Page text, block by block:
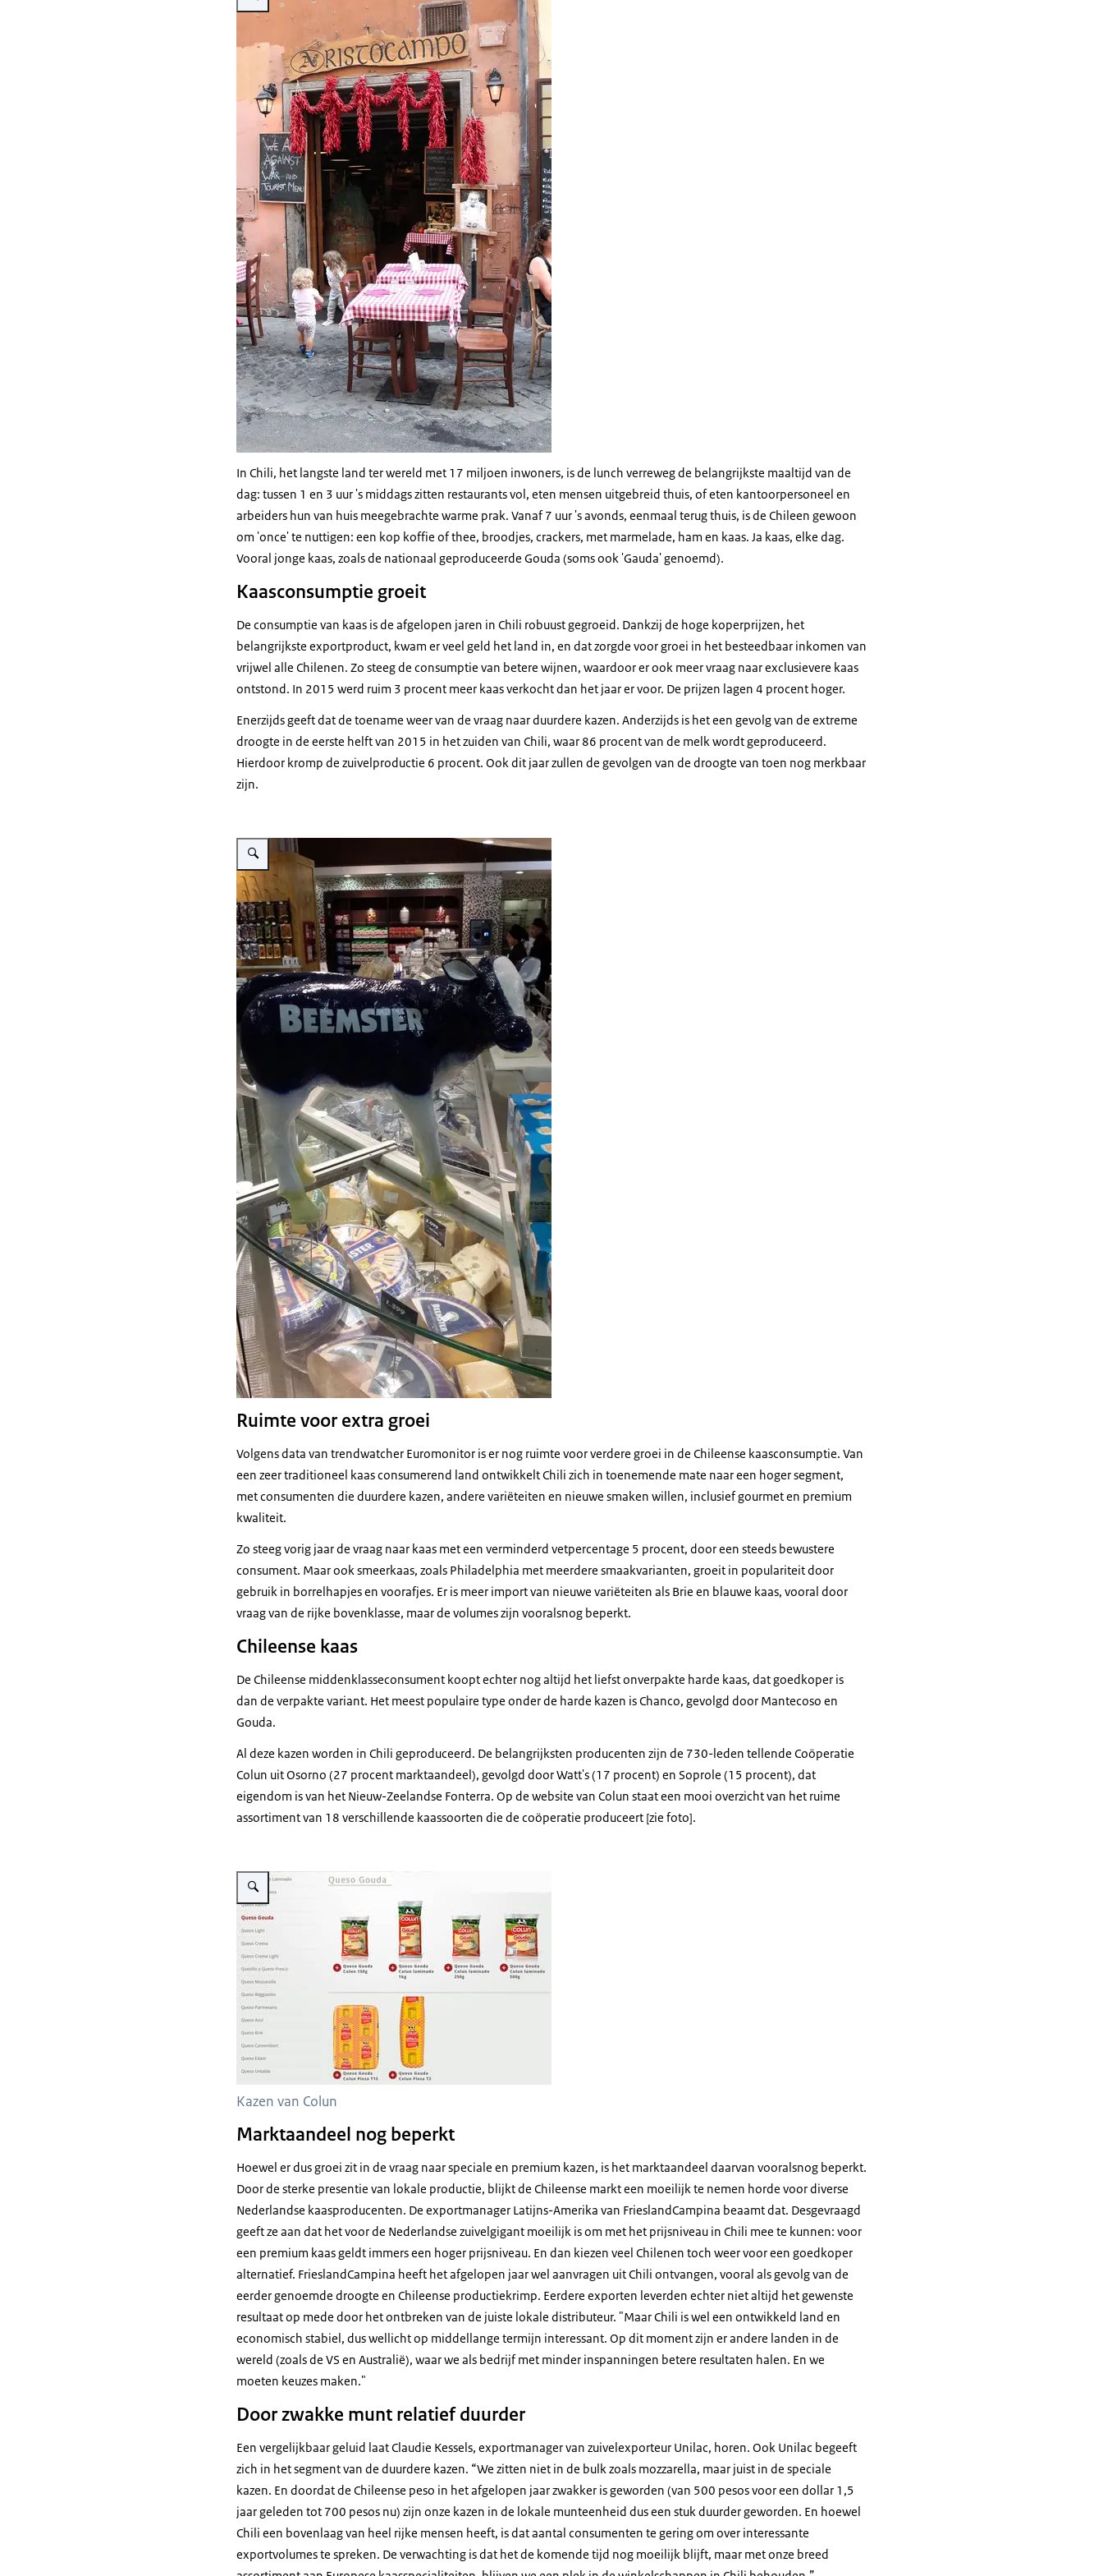
In Chili, het langste land ter wereld met 17 miljoen inwoners, is de lunch verreweg de belangrijkste maaltijd van de
dag: tussen 1 en 3 uur 's middags zitten restaurants vol, eten mensen uitgebreid thuis, of eten kantoorpersoneel en
arbeiders hun van huis meegebrachte warme prak. Vanaf 7 uur 's avonds, eenmaal terug thuis, is de Chileen gewoon
om 'once' te nuttigen: een kop koffie of thee, broodjes, crackers, met marmelade, ham en kaas. Ja kaas, elke dag.
Vooral jonge kaas, zoals de nationaal geproduceerde Gouda (soms ook 'Gauda' genoemd).
Kaasconsumptie groeit
De consumptie van kaas is de afgelopen jaren in Chili robuust gegroeid. Dankzij de hoge koperprijzen, het
belangrijkste exportproduct, kwam er veel geld het land in, en dat zorgde voor groei in het besteedbaar inkomen van
vrijwel alle Chilenen. Zo steeg de consumptie van betere wijnen, waardoor er ook meer vraag naar exclusievere kaas
ontstond. In 2015 werd ruim 3 procent meer kaas verkocht dan het jaar er voor. De prijzen lagen 4 procent hoger.
Enerzijds geeft dat de toename weer van de vraag naar duurdere kazen. Anderzijds is het een gevolg van de extreme
droogte in de eerste helft van 2015 in het zuiden van Chili, waar 86 procent van de melk wordt geproduceerd.
Hierdoor kromp de zuivelproductie 6 procent. Ook dit jaar zullen de gevolgen van de droogte van toen nog merkbaar
zijn.
Vergroot afbeelding Kaasexport
Ruimte voor extra groei
Volgens data van trendwatcher Euromonitor is er nog ruimte voor verdere groei in de Chileense kaasconsumptie. Van
een zeer traditioneel kaas consumerend land ontwikkelt Chili zich in toenemende mate naar een hoger segment,
met consumenten die duurdere kazen, andere variëteiten en nieuwe smaken willen, inclusief gourmet en premium
kwaliteit.
Zo steeg vorig jaar de vraag naar kaas met een verminderd vetpercentage 5 procent, door een steeds bewustere
consument. Maar ook smeerkaas, zoals Philadelphia met meerdere smaakvarianten, groeit in populariteit door
gebruik in borrelhapjes en voorafjes. Er is meer import van nieuwe variëteiten als Brie en blauwe kaas, vooral door
vraag van de rijke bovenklasse, maar de volumes zijn vooralsnog beperkt.
Chileense kaas
De Chileense middenklasseconsument koopt echter nog altijd het liefst onverpakte harde kaas, dat goedkoper is
dan de verpakte variant. Het meest populaire type onder de harde kazen is Chanco, gevolgd door Mantecoso en
Gouda.
Al deze kazen worden in Chili geproduceerd. De belangrijksten producenten zijn de 730-leden tellende Coöperatie
Colun uit Osorno (27 procent marktaandeel), gevolgd door Watt's (17 procent) en Soprole (15 procent), dat
eigendom is van het Nieuw-Zeelandse Fonterra. Op de website van Colun staat een mooi overzicht van het ruime
assortiment van 18 verschillende kaassoorten die de coöperatie produceert [zie foto].
Vergroot afbeelding Kaasexport
Kazen van Colun
Marktaandeel nog beperkt
Hoewel er dus groei zit in de vraag naar speciale en premium kazen, is het marktaandeel daarvan vooralsnog beperkt.
Door de sterke presentie van lokale productie, blijkt de Chileense markt een moeilijk te nemen horde voor diverse
Nederlandse kaasproducenten. De exportmanager Latijns-Amerika van FrieslandCampina beaamt dat. Desgevraagd
geeft ze aan dat het voor de Nederlandse zuivelgigant moeilijk is om met het prijsniveau in Chili mee te kunnen: voor
een premium kaas geldt immers een hoger prijsniveau. En dan kiezen veel Chilenen toch weer voor een goedkoper
alternatief. FrieslandCampina heeft het afgelopen jaar wel aanvragen uit Chili ontvangen, vooral als gevolg van de
eerder genoemde droogte en Chileense productiekrimp. Eerdere exporten leverden echter niet altijd het gewenste
resultaat op mede door het ontbreken van de juiste lokale distributeur. "Maar Chili is wel een ontwikkeld land en
economisch stabiel, dus wellicht op middellange termijn interessant. Op dit moment zijn er andere landen in de
wereld (zoals de VS en Australië), waar we als bedrijf met minder inspanningen betere resultaten halen. En we
moeten keuzes maken."
Door zwakke munt relatief duurder
Een vergelijkbaar geluid laat Claudie Kessels, exportmanager van zuivelexporteur Unilac, horen. Ook Unilac begeeft
zich in het segment van de duurdere kazen. “We zitten niet in de bulk zoals mozzarella, maar juist in de speciale
kazen. En doordat de Chileense peso in het afgelopen jaar zwakker is geworden (van 500 pesos voor een dollar 1,5
jaar geleden tot 700 pesos nu) zijn onze kazen in de lokale munteenheid dus een stuk duurder geworden. En hoewel
Chili een bovenlaag van heel rijke mensen heeft, is dat aantal consumenten te gering om over interessante
exportvolumes te spreken. De verwachting is dat het de komende tijd nog moeilijk blijft, maar met onze breed